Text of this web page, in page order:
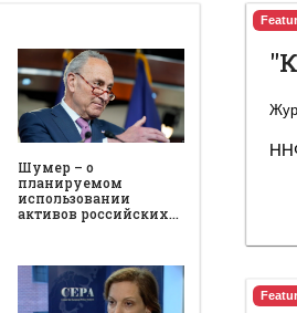
Шумер – о
планируемом
использовании
активов российских…